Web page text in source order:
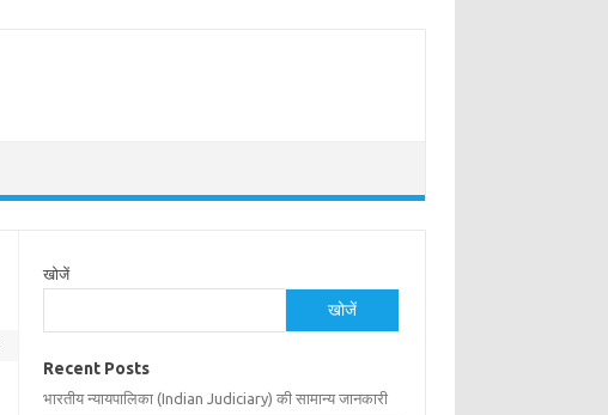
खोजें
खोजें
Recent Posts
भारतीय न्यायपालिका (Indian Judiciary) की सामान्य जानकारी